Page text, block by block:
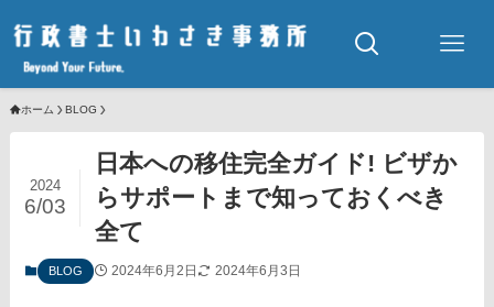
ホーム BLOG
日本への移住完全ガイド! ビザか
らサポートまで知っておくべき
全て
2024
6/03
BLOG 2024年6月2日 2024年6月3日